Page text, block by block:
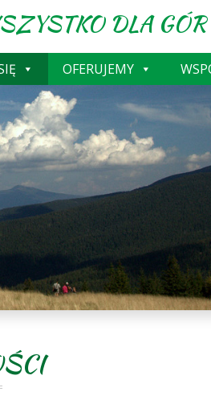
DLA GÓR
OFERUJEMY